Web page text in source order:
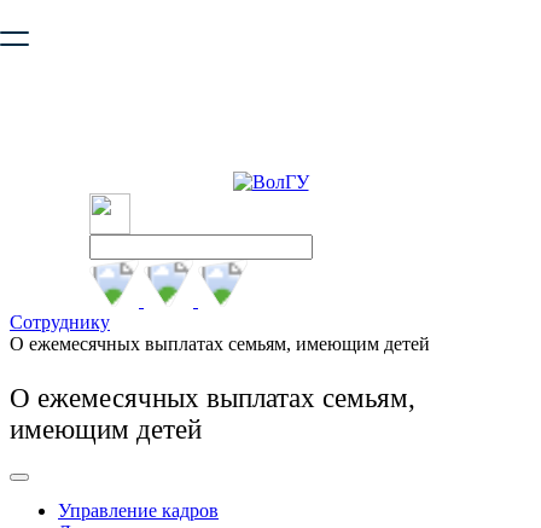
безопасную работу с сайтом. Пожалуйста
Сотруднику
О ежемесячных выплатах семьям, имеющим детей
О ежемесячных выплатах семьям,
имеющим детей
Управление кадров